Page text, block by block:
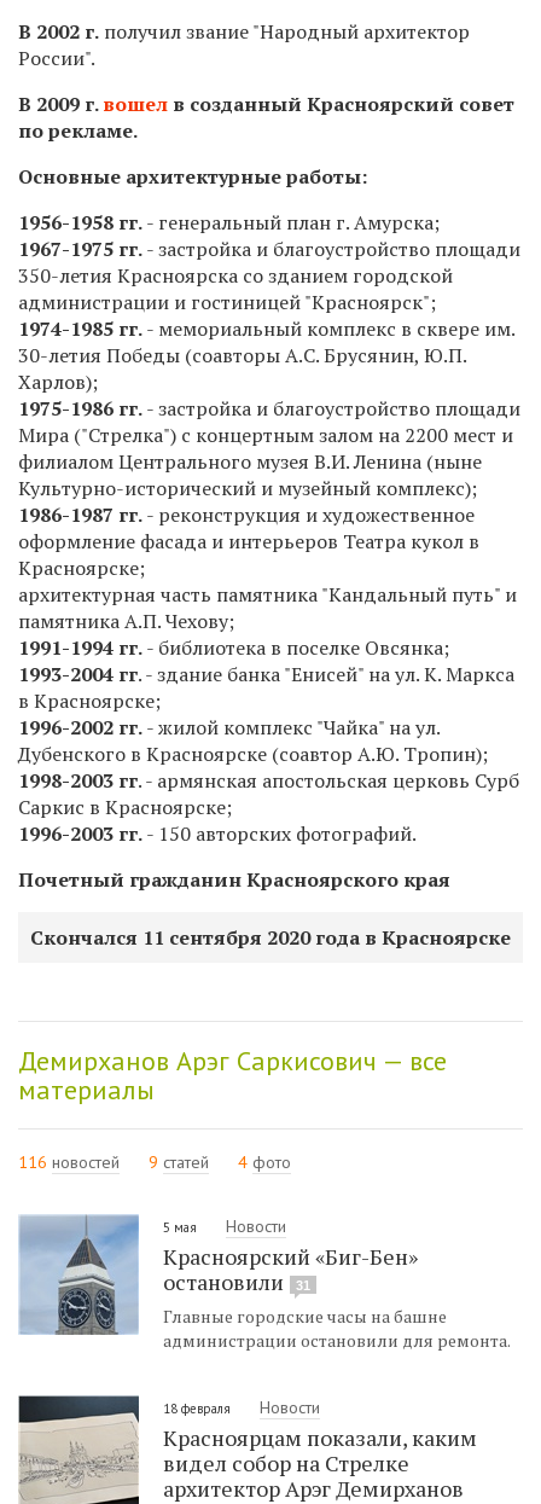
В 2002 г. получил звание "Народный архитектор
России".
В 2009 г.вошел в созданный Красноярский совет
по рекламе.
Основные архитектурные работы:
1956-1958 гг.- генеральный план г. Амурска;
1967-1975 гг.- застройка и благоустройство площади
350-летия Красноярска со зданием городской
администрации и гостиницей "Красноярск";
1974-1985 гг.- мемориальный комплекс в сквере им.
30-летия Победы (соавторы А.С. Брусянин, Ю.П.
Харлов);
1975-1986 гг.- застройка и благоустройство площади
Мира ("Стрелка") с концертным залом на 2200 мест и
филиалом Центрального музея В.И. Ленина (ныне
Культурно-исторический и музейный комплекс);
1986-1987 гг.- реконструкция и художественное
оформление фасада и интерьеров Театра кукол в
Красноярске;
архитектурная часть памятника "Кандальный путь" и
памятника А.П. Чехову;
1991-1994 гг.- библиотека в поселке Овсянка;
1993-2004 гг. - здание банка "Енисей" на ул. К. Маркса
в Красноярске;
1996-2002 гг.- жилой комплекс "Чайка" на ул.
Дубенского в Красноярске (соавтор А.Ю. Тропин);
1998-2003 гг. - армянская апостольская церковь Сурб
Саркис в Красноярске;
1996-2003 гг.- 150 авторских фотографий.
Почетный гражданин Красноярского края
Скончался 11 сентября 2020 года в Красноярске
Демирханов Арэг Саркисович — все
материалы
116 новостей 9 статей 4 фото
5 мая Новости
Красноярский «Биг-Бен»
остановили
31
Главные городские часы на башне
администрации остановили для ремонта.
18 февраля Новости
Красноярцам показали, каким
видел собор на Стрелке
архитектор Арэг Демирханов